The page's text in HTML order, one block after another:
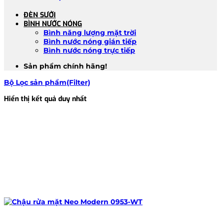
ĐÈN SƯỞI
BÌNH NƯỚC NÓNG
Bình năng lượng mặt trời
Bình nước nóng gián tiếp
Bình nước nóng trực tiếp
Sản phẩm chính hãng!
Bộ Lọc sản phẩm(Filter)
Hiển thị kết quả duy nhất